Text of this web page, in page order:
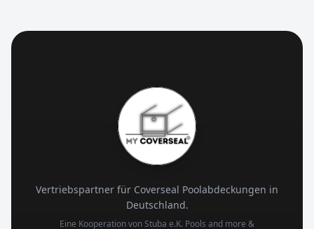
Vertriebspartner für Coverseal Poolabdeckungen in
Deutschland.
Eine Kooperation von Stuba e.K. Pools and more &